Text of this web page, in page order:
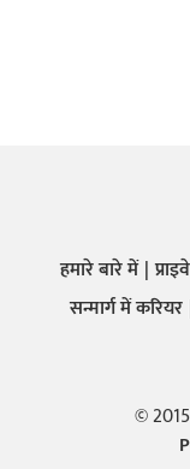
हमारे बारे में
सन्मार्ग में करियर
©